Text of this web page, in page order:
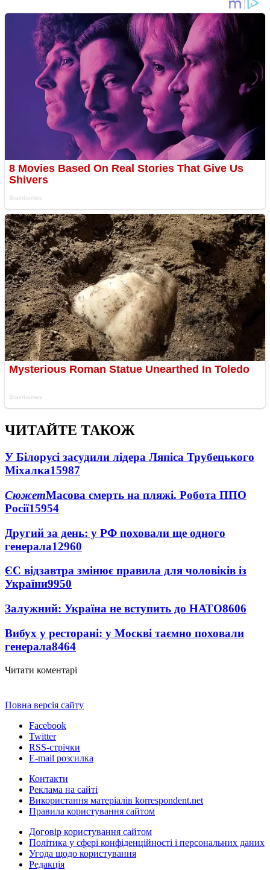
ЧИТАЙТЕ ТАКОЖ
У Білорусі засудили лідера Ляпіса Трубецького
Міхалка15987
СюжетМасова смерть на пляжі. Робота ППО
Росії15954
Другий за день: у РФ поховали ще одного
генерала12960
ЄС відзавтра змінює правила для чоловіків із
України9950
Залужний: Україна не вступить до НАТО8606
Вибух у ресторані: у Москві таємно поховали
генерала8464
Читати коментарі
Повна версія сайту
Facebook
Twitter
RSS-стрічки
E-mail розсилка
Контакти
Реклама на сайті
Використання матеріалів korrespondent.net
Правила користування сайтом
Договір користування сайтом
Політика у сфері конфіденційності і персональних даних
Угода щодо користування
Редакція